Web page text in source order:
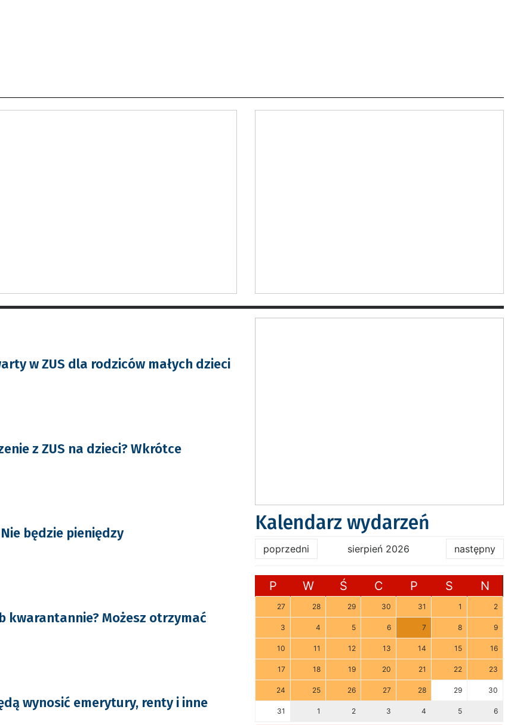
w ZUS dla rodziców małych dzieci
z ZUS na dzieci? Wkrótce
będzie pieniędzy
kwarantannie? Możesz otrzymać
wynosić emerytury, renty i inne
Kalendarz wydarzeń
poprzedni sierpień 2026 następny
P W Ś C P S N
27 28 29 30 31 1 2
3 4 5 6 7 8 9
10 11 12 13 14 15 16
17 18 19 20 21 22 23
24 25 26 27 28 29 30
31 1 2 3 4 5 6